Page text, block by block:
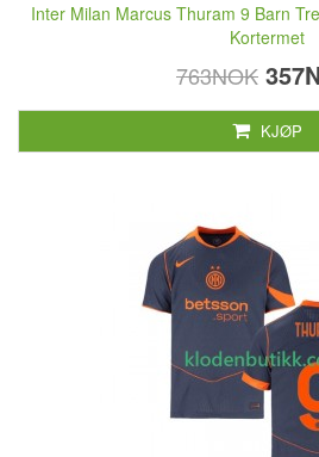
Inter Milan Marcus Thuram 9 Barn
Kortermet
763NOK
KJØP